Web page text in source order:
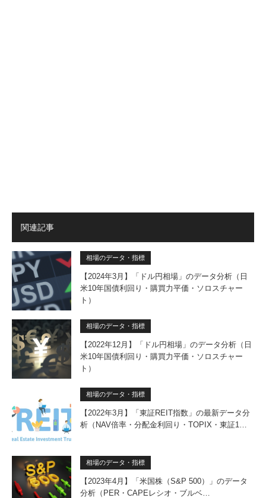
関連記事
相場のデータ・指標
【2024年3月】「ドル円相場」のデータ分析（日
米10年国債利回り・購買力平価・ソロスチャー
ト）
相場のデータ・指標
【2022年12月】「ドル円相場」のデータ分析（日
米10年国債利回り・購買力平価・ソロスチャー
ト）
相場のデータ・指標
【2022年3月】「東証REIT指数」の最新データ分
析（NAV倍率・分配金利回り・TOPIX・東証1…
相場のデータ・指標
【2023年4月】「米国株（S&P 500）」のデータ
分析（PER・CAPEレシオ・ブルベ…